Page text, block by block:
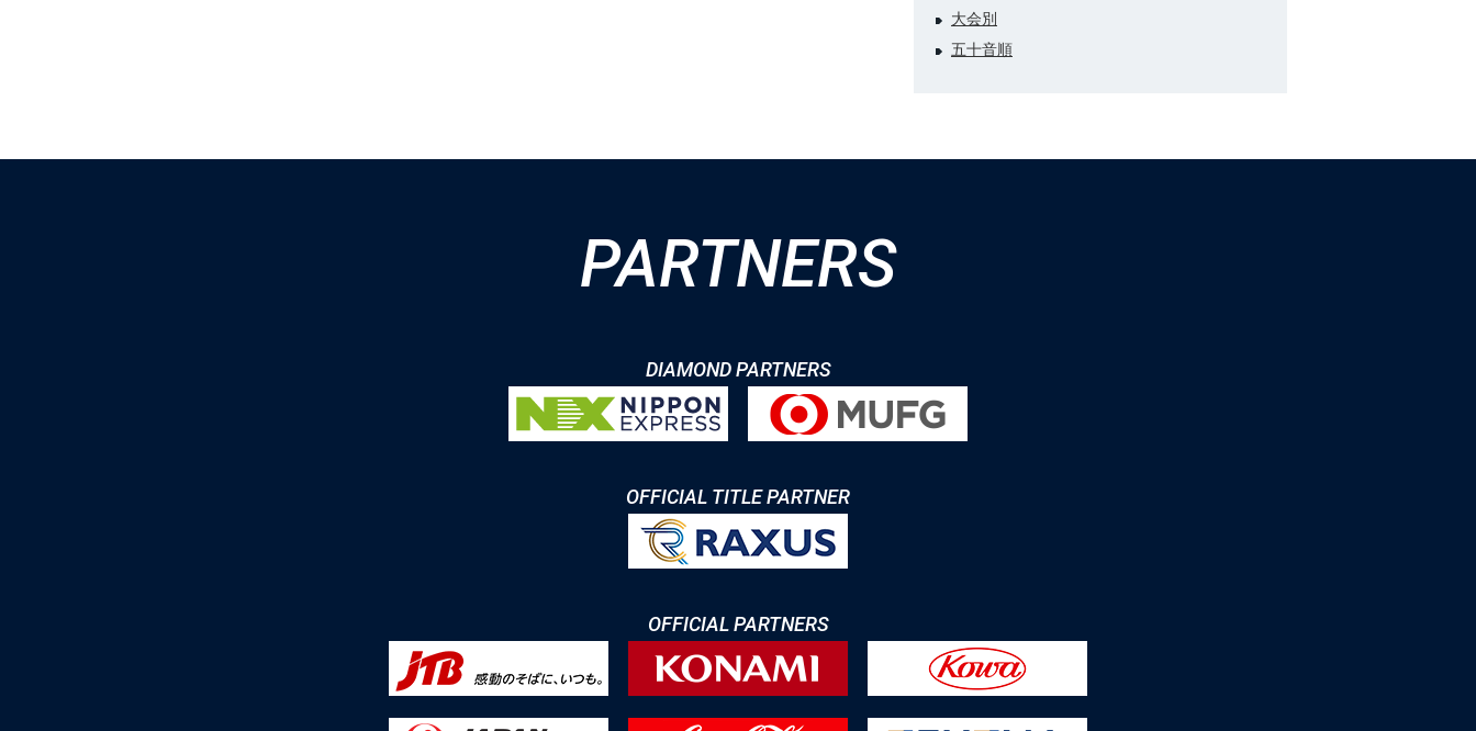
大会別
五十音順
PARTNERS
DIAMOND PARTNERS
OFFICIAL TITLE PARTNER
OFFICIAL PARTNERS